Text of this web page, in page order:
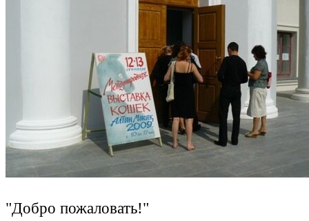
"Добро пожаловать!"